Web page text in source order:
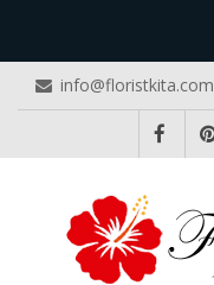
info@floristkita.com